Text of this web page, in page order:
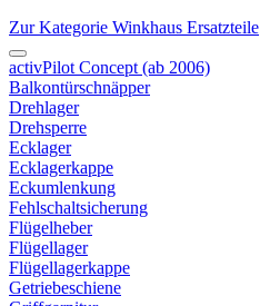
Zur Kategorie Winkhaus Ersatzteile
activPilot Concept (ab 2006)
Balkontürschnäpper
Drehlager
Drehsperre
Ecklager
Ecklagerkappe
Eckumlenkung
Fehlschaltsicherung
Flügelheber
Flügellager
Flügellagerkappe
Getriebeschiene